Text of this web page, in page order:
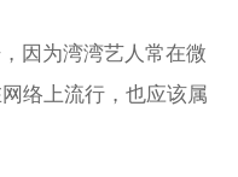
因为湾湾艺人常在微
络上流行，也应该属